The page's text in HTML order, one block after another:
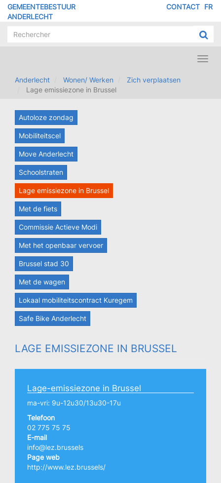
Overslaan
GEMEENTEBESTUUR
ANDERLECHT
FR
CONTACT
Anderlecht
Wonen/ Werken
Zich verplaatsen
Lage emissiezone in Brussel
Autoloze zondag
Mobiliteitscel
Move Anderlecht
Schoolstraten
Lage emissiezone in Brussel
Met de fiets
Commissie Actieve Modi
Met het openbaar vervoer
Brussel stad 30
Met de wagen
Lokaal mobiliteitscontract Kuregem
Safe Bike Anderlecht
LAGE EMISSIEZONE IN BRUSSEL
Lage-emissiezone in Brussel
ma-vri: 9u-12u30/13u30-17u
Telefoon
02 775 75 75
E-mail
info@lez.brussels
Page web
http://www.lez.brussels/